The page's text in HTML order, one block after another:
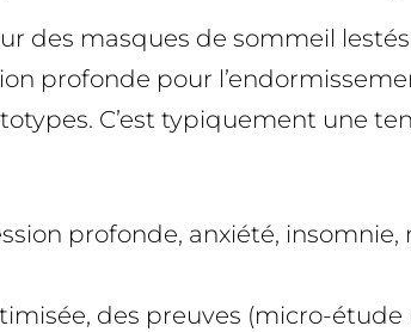
des masques de sommeil
profonde pour
C’est typiquement une
profonde, anxiété, insomnie,
des preuves (micro-étude